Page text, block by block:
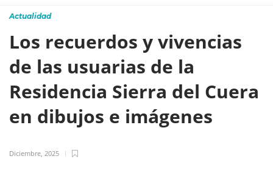
Actualidad
Los recuerdos y vivencias
de las usuarias de la
Residencia Sierra del Cuera
en dibujos e imágenes
Diciembre, 2025